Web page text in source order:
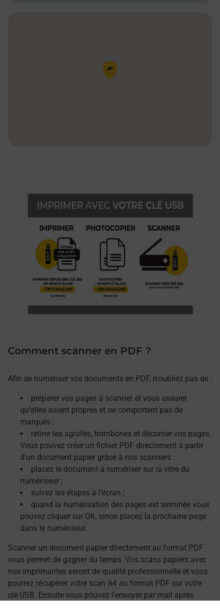
Pin de la carte
Comment scanner en PDF ?
Afin de numériser vos documents en PDF, n'oubliez pas de :
préparer vos pages à scanner et vous assurer
qu'elles soient propres et ne comportent pas de
marques ;
retirer les agrafes, trombones et décorner vos pages.
Vous pouvez créer un fichier PDF directement à partir
d'un document papier grâce à nos scanners :
placez le document à numériser sur la vitre du
numériseur ;
suivez les étapes à l'écran ;
quand la numérisation des pages est terminée vous
pouvez cliquer sur OK, sinon placez la prochaine page
dans le numériseur.
Scanner un document papier directement au format PDF
vous permet de gagner du temps. Vos scans papiers avec
nos imprimantes seront de qualité professionnelle et vous
pourrez récupérer votre scan A4 au format PDF sur votre
clé USB. Ensuite vous pouvez l'envoyer par mail après